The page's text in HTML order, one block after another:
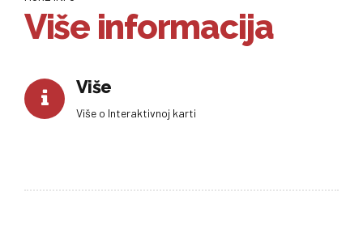
Više informacija
Više
Više o Interaktivnoj karti